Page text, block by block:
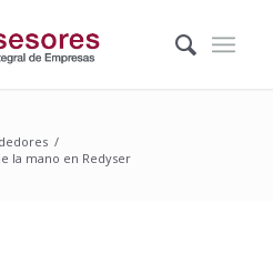
/
la mano en Redyser